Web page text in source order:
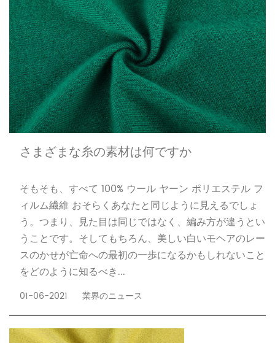
さまざまな糸の素材は何ですか
そもそも、すべて 100% ウール ヤーン ポリエステル フ
ィルム繊維 おそらくあなたと同じように見えるでしょ
う。つまり、見た目は同じではなく、編み方が違うとい
うことです。そしてもちろん、美しい白いモヘアのレー
スのかせが亡命への最初の一歩になるかもしれないこと
をどのように知るべき...
01-06-2021 業界のニュース